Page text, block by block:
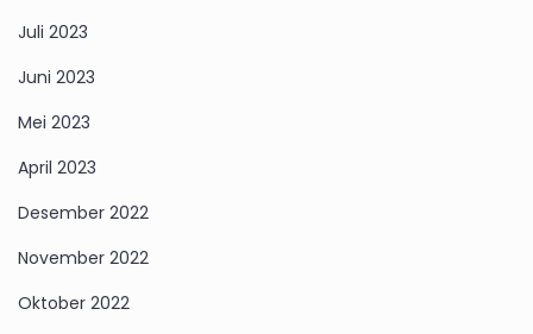
Juli 2023
Juni 2023
Mei 2023
April 2023
Desember 2022
November 2022
Oktober 2022